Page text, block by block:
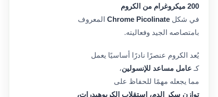
200 ميكروغرام من الكروم
في شكل Chrome Picolinate المعروف
بامتصاصه الجيد وفعاليته.
يُعد الكروم عنصرًا نادرًا أساسيًا يعمل
كـ عامل مساعد للإنسولين،
مما يجعله مهمًا للحفاظ على
توازن سكر الدم، استقلاب الكربوهيدرات،